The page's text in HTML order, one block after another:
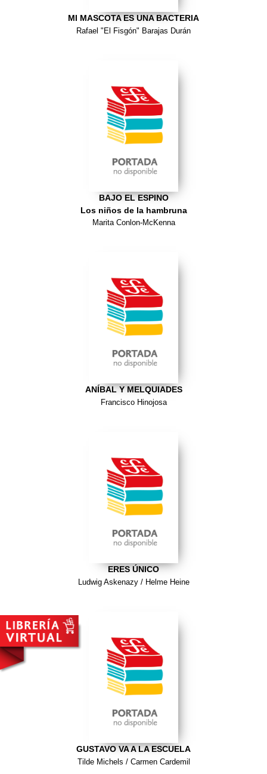
MI MASCOTA ES UNA BACTERIA
Rafael "El Fisgón" Barajas Durán
BAJO EL ESPINO
Los niños de la hambruna
Marita Conlon-McKenna
ANÍBAL Y MELQUIADES
Francisco Hinojosa
ERES ÚNICO
Ludwig Askenazy / Helme Heine
GUSTAVO VA A LA ESCUELA
Tilde Michels / Carmen Cardemil